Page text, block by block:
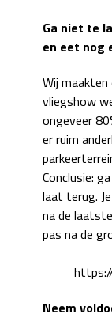
Ga niet te
en eet nog
Wij maakten
vliegshow
ongeveer
er ruim
Conclusie:
laat terug.
na de
pas na de
Neem